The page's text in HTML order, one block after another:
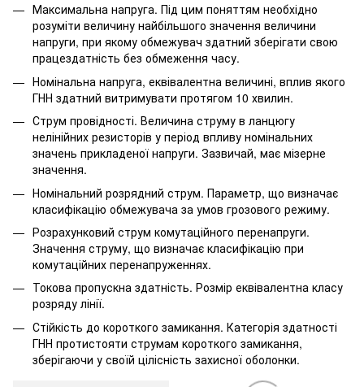
Максимальна напруга. Під цим поняттям необхідно
розуміти величину найбільшого значення величини
напруги, при якому обмежувач здатний зберігати свою
працездатність без обмеження часу.
Номінальна напруга, еквівалентна величині, вплив якого
ГНН здатний витримувати протягом 10 хвилин.
Струм провідності. Величина струму в ланцюгу
нелінійних резисторів у період впливу номінальних
значень прикладеної напруги. Зазвичай, має мізерне
значення.
Номінальний розрядний струм. Параметр, що визначає
класифікацію обмежувача за умов грозового режиму.
Розрахунковий струм комутаційного перенапруги.
Значення струму, що визначає класифікацію при
комутаційних перенапруженнях.
Токова пропускна здатність. Розмір еквівалентна класу
розряду лінії.
Стійкість до короткого замикання. Категорія здатності
ГНН протистояти струмам короткого замикання,
зберігаючи у своїй цілісність захисної оболонки.